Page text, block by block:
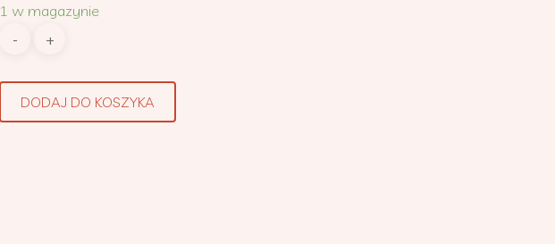
1 w magazynie
DODAJ DO KOSZYKA